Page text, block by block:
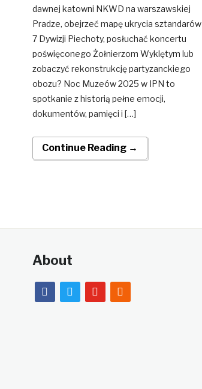
dawnej katowni NKWD na warszawskiej
Pradze, obejrzeć mapę ukrycia sztandarów
7 Dywizji Piechoty, posłuchać koncertu
poświęconego Żołnierzom Wyklętym lub
zobaczyć rekonstrukcję partyzanckiego
obozu? Noc Muzeów 2025 w IPN to
spotkanie z historią pełne emocji,
dokumentów, pamięci i […]
Continue Reading →
About
facebooktwitter youtube
rss